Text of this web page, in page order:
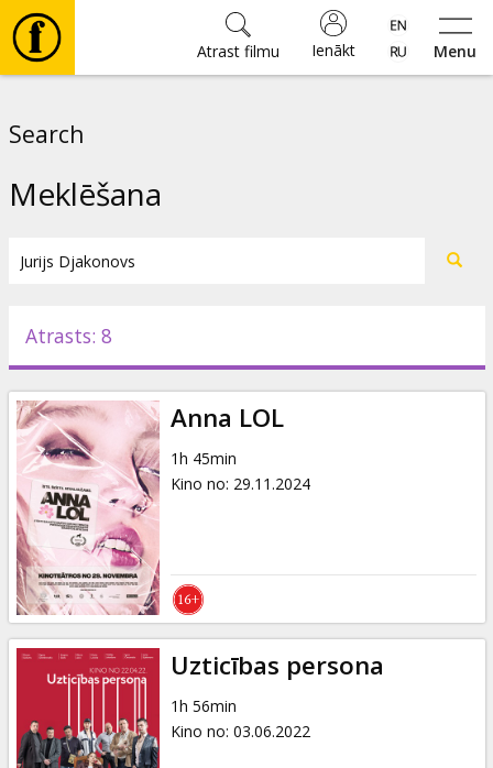
Menu
Ienākt
Atrast filmu
Pasākumi
Ziņas
Dāvanu
kartes
Uzkodas
B2B
Kino
Klubs
Search
Meklēšana
Atrasts: 8
Anna LOL
1h 45min
Kino no: 29.11.2024
Uzticības persona
1h 56min
Kino no: 03.06.2022